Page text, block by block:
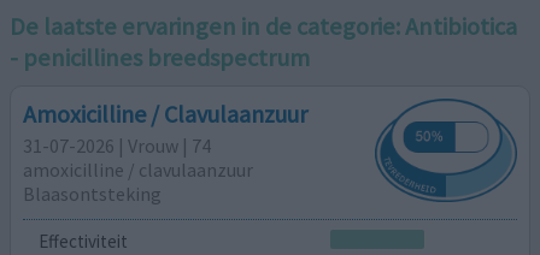
De laatste ervaringen in de categorie:Antibiotica
- penicillines breedspectrum
Amoxicilline / Clavulaanzuur
31-07-2026 | Vrouw | 74
amoxicilline / clavulaanzuur
Blaasontsteking
Effectiviteit